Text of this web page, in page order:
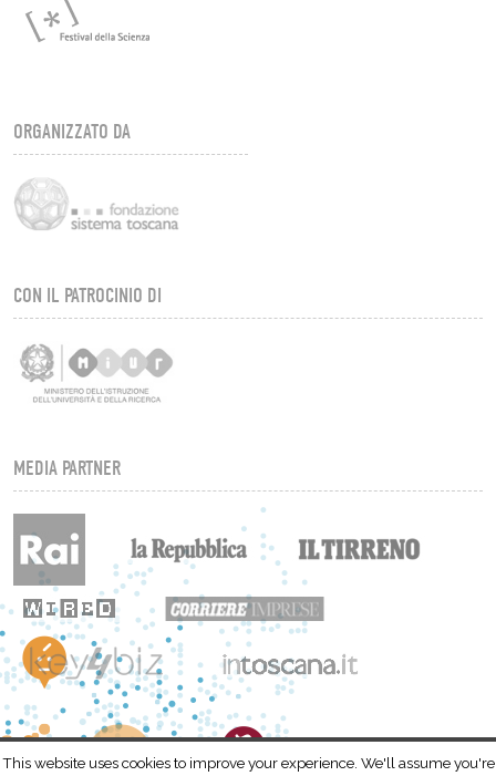
ORGANIZZATO DA
CON IL PATROCINIO DI
MEDIA PARTNER
This website uses cookies to improve your experience. We'll assume you're